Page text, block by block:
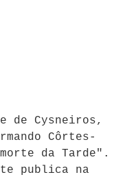
de Cysneiros,
Côrtes-
da Tarde".
publica na